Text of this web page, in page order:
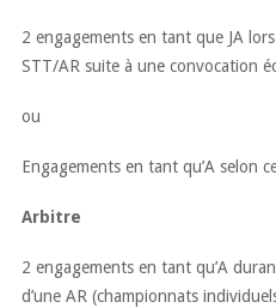
2 engagements en tant que JA
STT/AR suite à une convocation
ou
Engagements en tant qu’A selon
Arbitre
2 engagements en tant qu’A
d’une AR (championnats